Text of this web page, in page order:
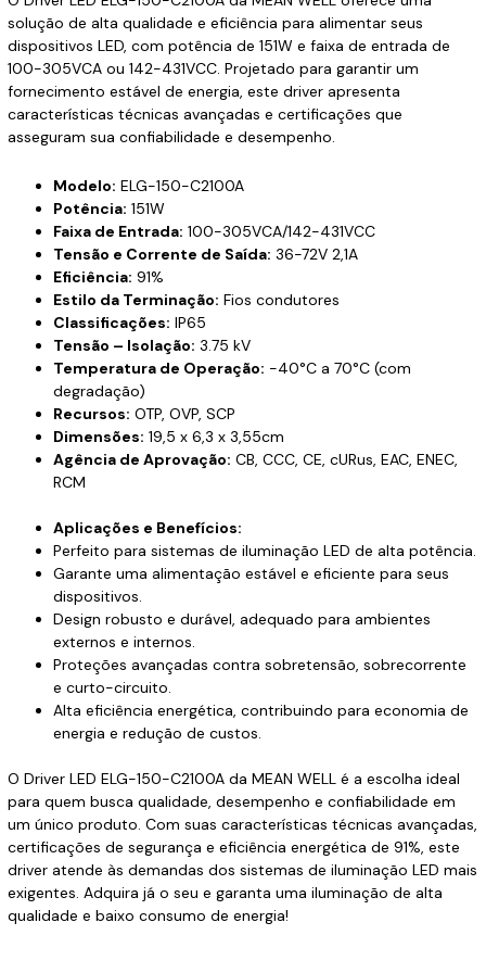
solução de alta qualidade e eficiência para alimentar seus
dispositivos LED, com potência de 151W e faixa de entrada de
100-305VCA ou 142-431VCC. Projetado para garantir um
fornecimento estável de energia, este driver apresenta
características técnicas avançadas e certificações que
asseguram sua confiabilidade e desempenho.
Modelo: ELG-150-C2100A
Potência: 151W
Faixa de Entrada: 100-305VCA/142-431VCC
Tensão e Corrente de Saída: 36-72V 2,1A
Eficiência: 91%
Estilo da Terminação: Fios condutores
Classificações: IP65
Tensão – Isolação: 3.75 kV
Temperatura de Operação: -40°C a 70°C (com
degradação)
Recursos: OTP, OVP, SCP
Dimensões: 19,5 x 6,3 x 3,55cm
Agência de Aprovação: CB, CCC, CE, cURus, EAC, ENEC,
RCM
Aplicações e Benefícios:
Perfeito para sistemas de iluminação LED de alta potência.
Garante uma alimentação estável e eficiente para seus
dispositivos.
Design robusto e durável, adequado para ambientes
externos e internos.
Proteções avançadas contra sobretensão, sobrecorrente
e curto-circuito.
Alta eficiência energética, contribuindo para economia de
energia e redução de custos.
O Driver LED ELG-150-C2100A da MEAN WELL é a escolha ideal
para quem busca qualidade, desempenho e confiabilidade em
um único produto. Com suas características técnicas avançadas,
certificações de segurança e eficiência energética de 91%, este
driver atende às demandas dos sistemas de iluminação LED mais
exigentes. Adquira já o seu e garanta uma iluminação de alta
qualidade e baixo consumo de energia!